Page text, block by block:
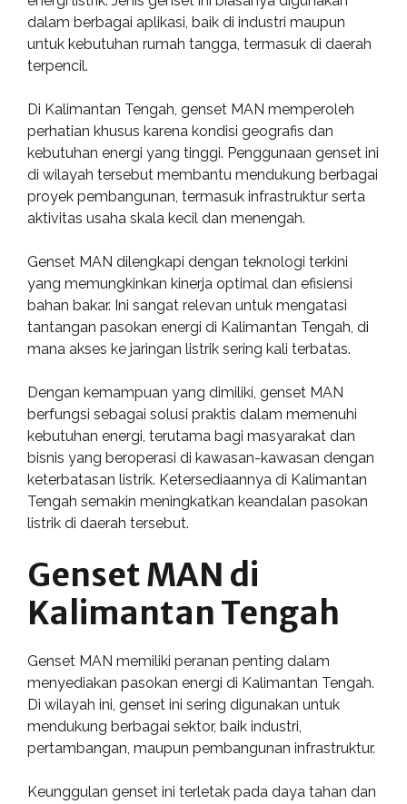
dalam berbagai aplikasi, baik di industri maupun
untuk kebutuhan rumah tangga, termasuk di daerah
terpencil.
Di Kalimantan Tengah, genset MAN memperoleh
perhatian khusus karena kondisi geografis dan
kebutuhan energi yang tinggi. Penggunaan genset ini
di wilayah tersebut membantu mendukung berbagai
proyek pembangunan, termasuk infrastruktur serta
aktivitas usaha skala kecil dan menengah.
Genset MAN dilengkapi dengan teknologi terkini
yang memungkinkan kinerja optimal dan efisiensi
bahan bakar. Ini sangat relevan untuk mengatasi
tantangan pasokan energi di Kalimantan Tengah, di
mana akses ke jaringan listrik sering kali terbatas.
Dengan kemampuan yang dimiliki, genset MAN
berfungsi sebagai solusi praktis dalam memenuhi
kebutuhan energi, terutama bagi masyarakat dan
bisnis yang beroperasi di kawasan-kawasan dengan
keterbatasan listrik. Ketersediaannya di Kalimantan
Tengah semakin meningkatkan keandalan pasokan
listrik di daerah tersebut.
Genset MAN di
Kalimantan Tengah
Genset MAN memiliki peranan penting dalam
menyediakan pasokan energi di Kalimantan Tengah.
Di wilayah ini, genset ini sering digunakan untuk
mendukung berbagai sektor, baik industri,
pertambangan, maupun pembangunan infrastruktur.
Keunggulan genset ini terletak pada daya tahan dan